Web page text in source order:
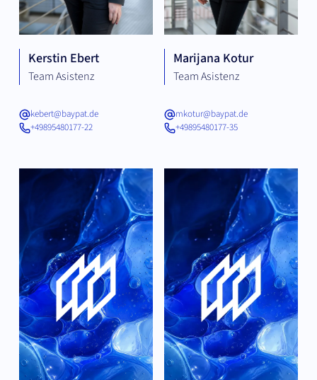
Kerstin Ebert
Team Asistenz
kebert@baypat.de
+49895480177-22
Marijana Kotur
Team Asistenz
mkotur@baypat.de
+49895480177-35